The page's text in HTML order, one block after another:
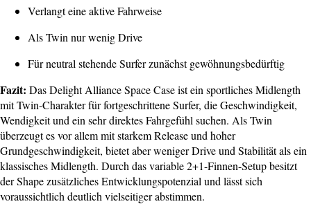
Verlangt eine aktive Fahrweise
Als Twin nur wenig Drive
Für neutral stehende Surfer zunächst gewöhnungsbedürftig
Fazit: Das Delight Alliance Space Case ist ein sportliches Midlength
mit Twin-Charakter für fortgeschrittene Surfer, die Geschwindigkeit,
Wendigkeit und ein sehr direktes Fahrgefühl suchen. Als Twin
überzeugt es vor allem mit starkem Release und hoher
Grundgeschwindigkeit, bietet aber weniger Drive und Stabilität als ein
klassisches Midlength. Durch das variable 2+1-Finnen-Setup besitzt
der Shape zusätzliches Entwicklungspotenzial und lässt sich
voraussichtlich deutlich vielseitiger abstimmen.